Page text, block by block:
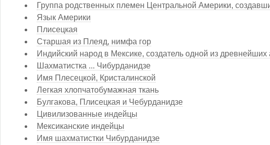
Группа родственных племен Центральной Америки,
Язык Америки
Плисецкая
Старшая из Плеяд, нимфа гор
Индийский народ в Мексике, создатель одной из
Шахматистка ... Чибурданидзе
Имя Плесецкой, Кристалинской
Легкая хлопчатобумажная ткань
Булгакова, Плисецкая и Чебурданидзе
Цивилизованные индейцы
Мексиканские индейцы
Имя шахматистки Чибурданидзе